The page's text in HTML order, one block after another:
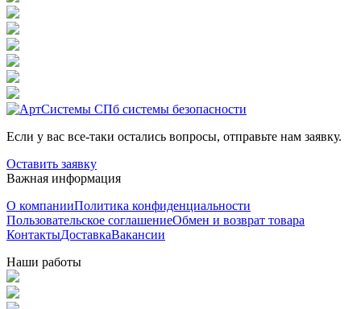
Если у вас все-таки остались вопросы, отправьте нам заявку.
Оставить заявку
Важная информация
О компанииПолитика конфиденциальности
Пользовательское соглашениеОбмен и возврат товара
КонтактыДоставкаВакансии
Наши работы